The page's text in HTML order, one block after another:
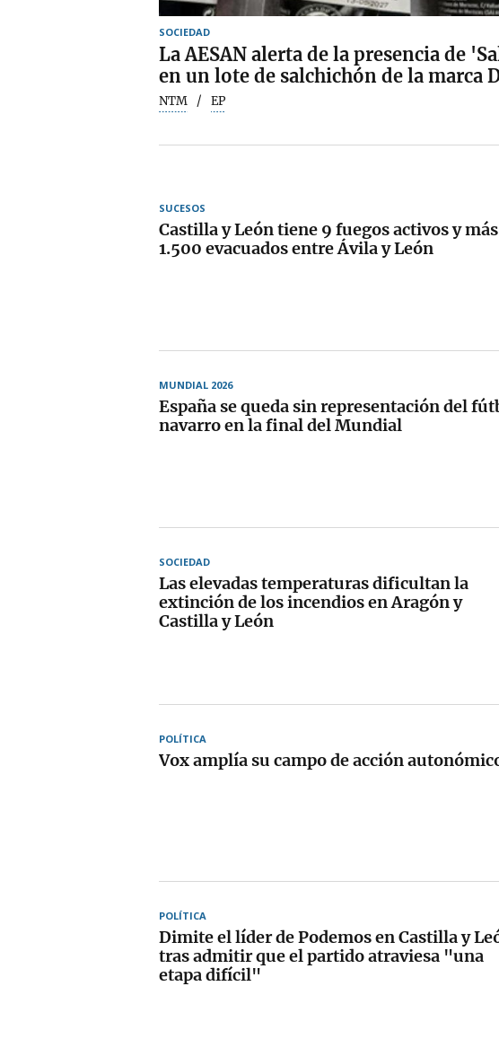
SOCIEDAD
La AESAN alerta de la presencia de
en un lote de salchichón de la marca
NTM EP
SUCESOS
Castilla y León tiene 9 fuegos activos y
1.500 evacuados entre Ávila y León
MUNDIAL 2026
España se queda sin representación del
navarro en la final del Mundial
SOCIEDAD
Las elevadas temperaturas dificultan la
extinción de los incendios en Aragón y
Castilla y León
POLÍTICA
Vox amplía su campo de acción
POLÍTICA
Dimite el líder de Podemos en Castilla y
tras admitir que el partido atraviesa "una
etapa difícil"